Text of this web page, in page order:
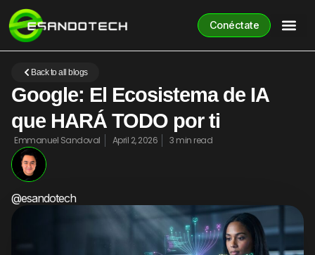
Conéctate
Back to all blogs
Google: El Ecosistema de IA
que HARÁ TODO por ti
Emmanuel Sandoval April 2, 2026 3 min read
@esandotech